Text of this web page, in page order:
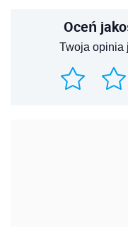
Oceń
Twoja opinia